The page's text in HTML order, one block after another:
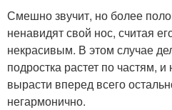
Смешно звучит, но более
ненавидят свой нос, считая
некрасивым. В этом случае
подростка растет по частям,
вырасти вперед всего
негармонично.